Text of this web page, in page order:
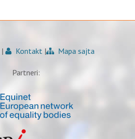
| Kontakt | Mapa sajta
Partneri: